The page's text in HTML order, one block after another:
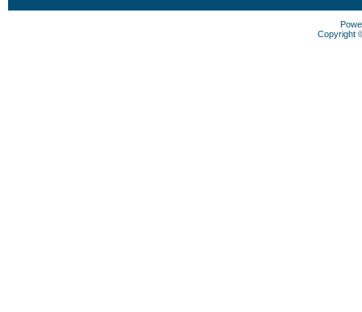
Copyright